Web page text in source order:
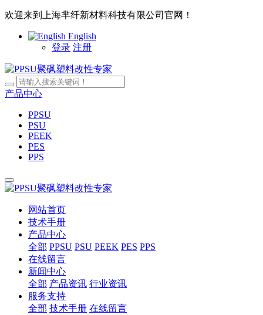
欢迎来到上海芈纤新材料科技有限公司官网！
English
登录 注册
产品中心
PPSU
PSU
PEEK
PES
PPS
网站首页
技术手册
产品中心
全部 PPSU PSU PEEK PES PPS
在线留言
新闻中心
全部 产品资讯 行业资讯
服务支持
全部 技术手册 在线留言